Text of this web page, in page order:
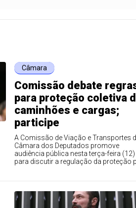
Câmara
Comissão debate
para proteção coletiva
caminhões e cargas;
participe
A Comissão de Viação e Transportes
Câmara dos Deputados promove
audiência pública nesta terça-feira (12)
para discutir a regulação da proteção